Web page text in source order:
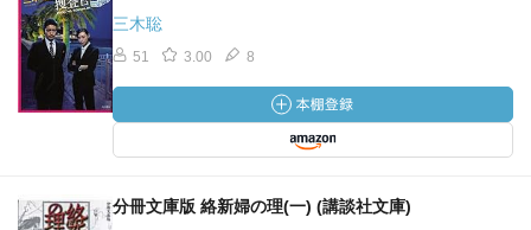
三木聡
51 3.00 8
分冊文庫版 絡新婦の理(一) (講談社文庫)